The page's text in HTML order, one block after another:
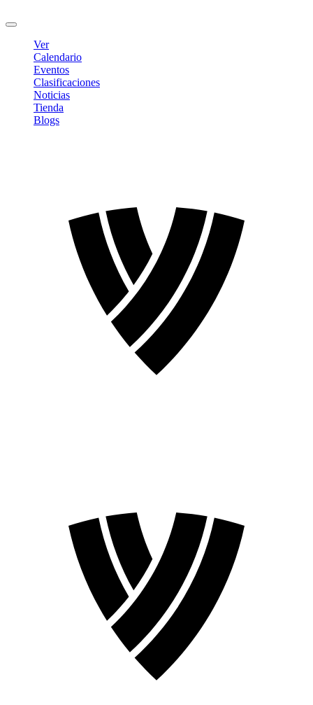
Ver
Calendario
Eventos
Clasificaciones
Noticias
Tienda
Blogs